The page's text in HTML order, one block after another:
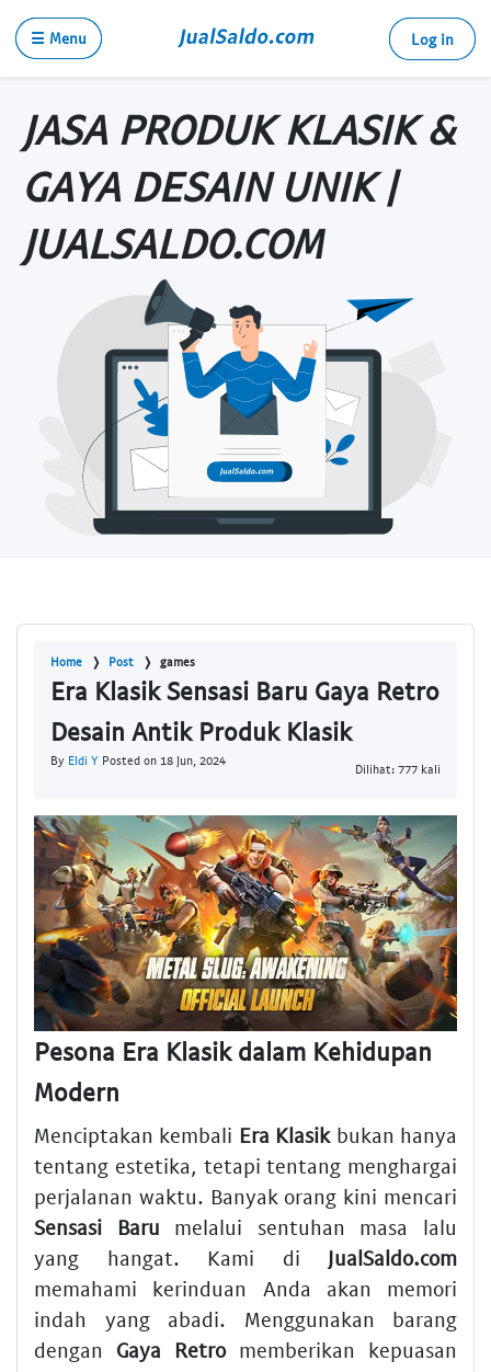
☰ Menu Log in
JASA PRODUK KLASIK &
GAYA DESAIN UNIK |
JUALSALDO.COM
Home Post games
Era Klasik Sensasi Baru Gaya Retro
Desain Antik Produk Klasik
By Eldi Y Posted on 18 Jun, 2024
Dilihat: 777 kali
Pesona Era Klasik dalam Kehidupan
Modern
Menciptakan kembali Era Klasikbukan hanya
tentang estetika, tetapi tentang menghargai
perjalanan waktu. Banyak orang kini mencari
Sensasi Baru melalui sentuhan masa lalu
yang hangat. Kami di JualSaldo.com
memahami kerinduan Anda akan memori
indah yang abadi. Menggunakan barang
dengan Gaya Retromemberikan kepuasan